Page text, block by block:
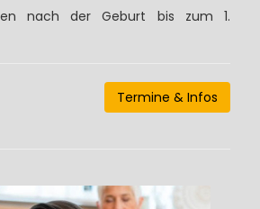
nach der Geburt bis zum 1.
Termine & Infos